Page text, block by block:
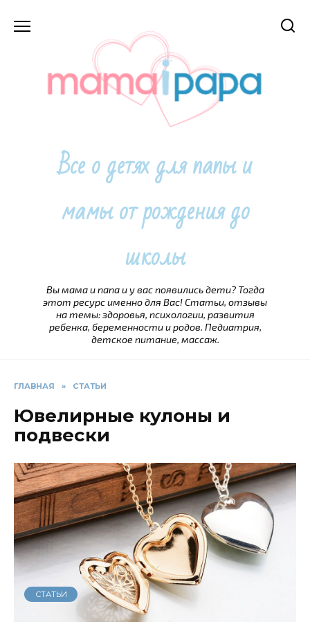
Все о детях для папы и
мамы от рождения до
школы
Вы мама и папа и у вас появились дети? Тогда
этот ресурс именно для Вас! Статьи, отзывы
на темы: здоровья, психологии, развития
ребенка, беременности и родов. Педиатрия,
детское питание, массаж.
ГЛАВНАЯ » СТАТЬИ
Ювелирные кулоны и
подвески
СТАТЬИ